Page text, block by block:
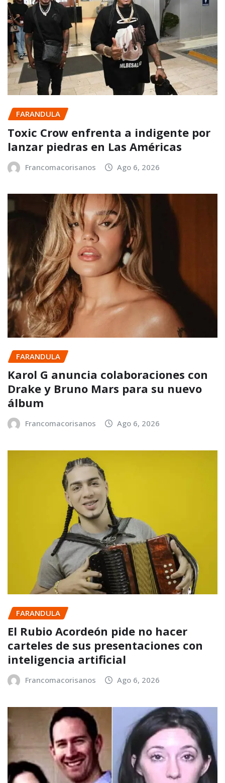
FARANDULA
Toxic Crow enfrenta a indigente por
lanzar piedras en Las Américas
Francomacorisanos Ago 6, 2026
FARANDULA
Karol G anuncia colaboraciones con
Drake y Bruno Mars para su nuevo
álbum
Francomacorisanos Ago 6, 2026
FARANDULA
El Rubio Acordeón pide no hacer
carteles de sus presentaciones con
inteligencia artificial
Francomacorisanos Ago 6, 2026